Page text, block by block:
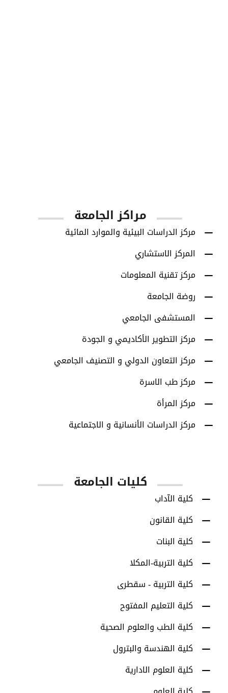
مراكز الجامعة
مركز الدراسات البيئية والموارد المائية
المركز الاستشاري
مركز تقنية المعلومات
روضة الجامعة
المستشفى الجامعي
مركز التطوير الأكاديمي و الجودة
مركز التعاون الدولي و التصنيف الجامعي
مركز طب الاسرة
مركز المرأة
مركز الدراسات الأنسانية و الاجتماعية
كليات الجامعة
كلية الآداب
كلية القانون
كلية البنات
كلية التربية-المكلا
كلية التربية - سقطرى
كلية التعليم المفتوح
كلية الطب والعلوم الصحية
كلية الهندسة والبترول
كلية العلوم الادارية